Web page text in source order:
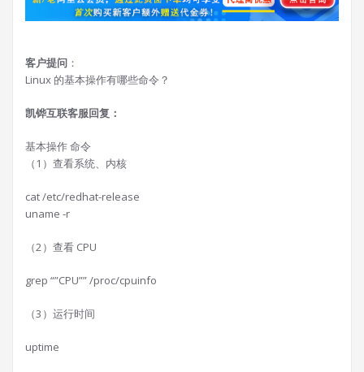
客户提问 ：
Linux 的基本操作有哪些命令？
凯铧互联客服回复：
基本操作 命令
（1）查看系统、内核
cat /etc/redhat-release
uname -r
（2）查看 CPU
grep “”CPU”” /proc/cpuinfo
（3）运行时间
uptime